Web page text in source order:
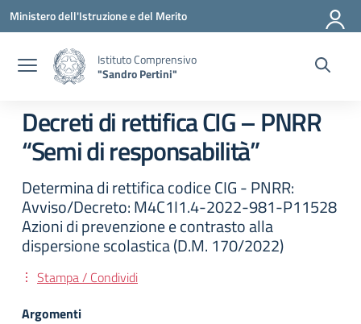
Vai ai contenuti
Vai al menu di navigazione
Vai al footer
Ministero dell'Istruzione e del Merito
Istituto Comprensivo
"Sandro Pertini"
Decreti di rettifica CIG – PNRR
“Semi di responsabilità”
Determina di rettifica codice CIG - PNRR:
Avviso/Decreto: M4C1I1.4-2022-981-P11528
Azioni di prevenzione e contrasto alla
dispersione scolastica (D.M. 170/2022)
Stampa / Condividi
Argomenti